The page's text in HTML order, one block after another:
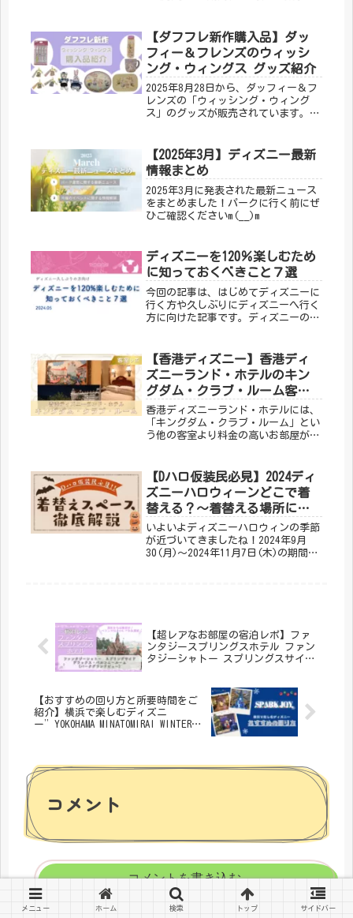
事では、リピートのお菓子や、気にな
っていた商品を購入してきましたの
で、その購入品をご紹介します!!
【ダフフレ新作購入品】ダッ
フィー＆フレンズのウィッシ
ング・ウィングス グッズ紹介
2025年8月28日から、ダッフィー＆フ
レンズの「ウィッシング・ウィング
ス」のグッズが販売されています。今
ーベニアの購入品紹介とサイズ感など
のレポをしますので、グッズ購入の参
考になればうれしいです！
【2025年3月】ディズニー最新
情報まとめ
2025年3月に発表された最新ニュース
をまとめました！パークに行く前にぜ
ひご確認くださいm(__)m
ディズニーを120％楽しむため
に知っておくべきこと７選
今回の記事は、はじめてディズニーに
行く方や久しぶりにディズニーへ行く
方に向けた記事です。ディズニーのシ
もしれません。そこでディズニーをよ
り楽しむために、知っておくべきこと
を７つご紹介します！
【香港ディズニー】香港ディ
ズニーランド・ホテルのキン
グダム・クラブ・ルーム客室
レポ(2025.04)
香港ディズニーランド・ホテルには、
「キングダム・クラブ・ルーム」とい
う他の客室より料金の高いお部屋があ
_(._.)_
【Dハロ仮装民必見】2024ディ
ズニーハロウィーンどこで着
替える？～着替える場所につ
いて徹底解説～
いよいよディズニーハロウィンの季節
が近づいてきましたね！2024年9月
30(月)～2024年11月7日(木)の期間、
メリットもご紹介しますので、ぜひ最
後までご覧ください！
【超レアなお部屋の宿泊レポ】ファ
ンタジースプリングスホテル ファン
タジーシャトー スプリングスサイド
【おすすめの回り方と所要時間をご
紹介】横浜で楽しむディズニ
ー”YOKOHAMA MINATOMIRAI WINTER
コメント
コメントを書き込む
メニュー ホーム 検索 トップ サイドバー